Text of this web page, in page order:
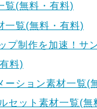
覧(無料・有料)
一覧(無料・有料)
プ制作を加速！サ
料)
ーション素材一覧(
セット素材一覧(無